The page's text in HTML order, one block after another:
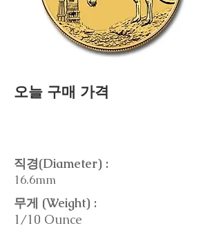
오늘 구매 가격
직경(Diameter) :
16.6mm
무게 (Weight) :
1/10 Ounce